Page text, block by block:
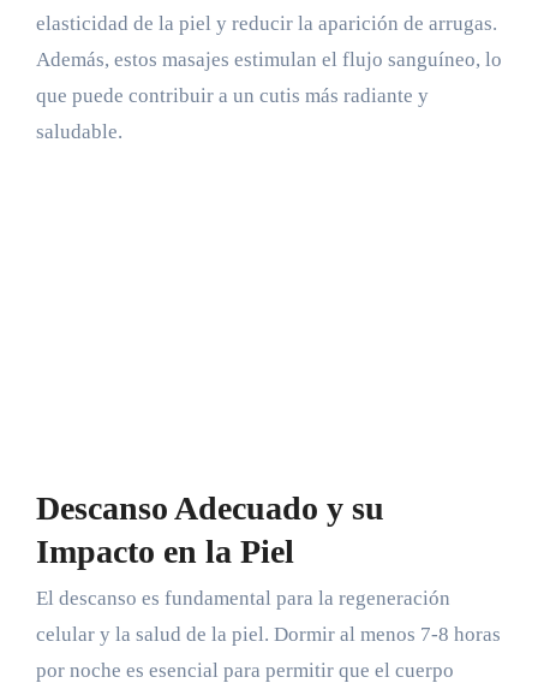
elasticidad de la piel y reducir la aparición de arrugas.
Además, estos masajes estimulan el flujo sanguíneo, lo
que puede contribuir a un cutis más radiante y
saludable.
Descanso Adecuado y su
Impacto en la Piel
El descanso es fundamental para la regeneración
celular y la salud de la piel. Dormir al menos 7-8 horas
por noche es esencial para permitir que el cuerpo